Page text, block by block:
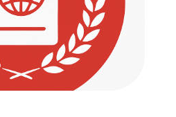
tus pasos.